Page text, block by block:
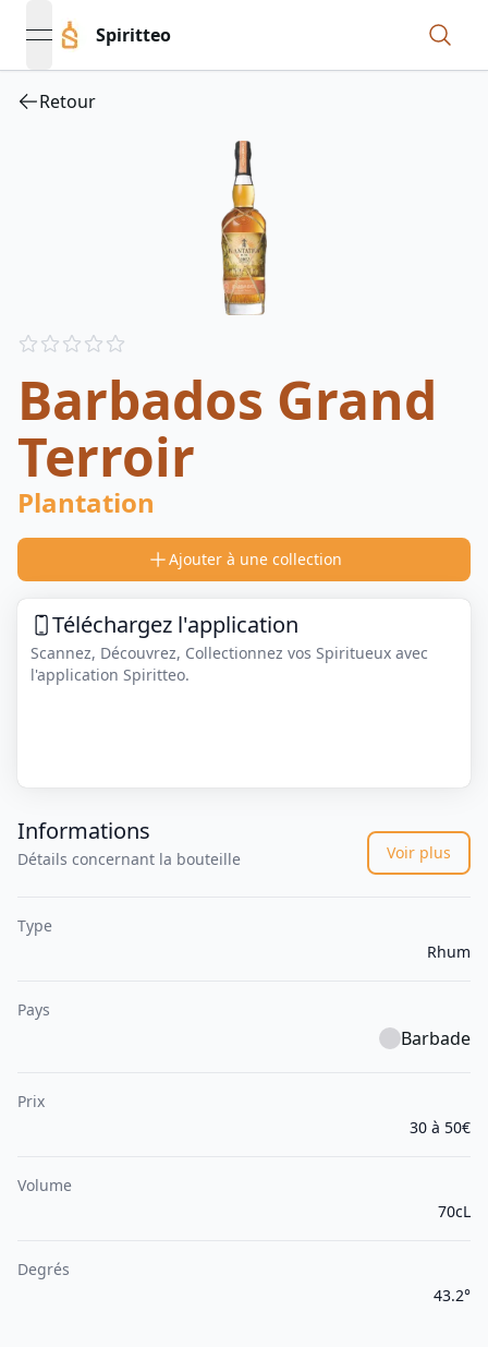
open navigation menu
Spiritteo
Retour
Reviews
Barbados Grand
Terroir
Plantation
Ajouter à une collection
Téléchargez l'application
Scannez, Découvrez, Collectionnez vos Spiritueux avec
l'application Spiritteo.
Informations
Détails concernant la bouteille Voir plus
Type
Rhum
Pays
Barbade
Prix
30 à 50€
Volume
70cL
Degrés
43.2°